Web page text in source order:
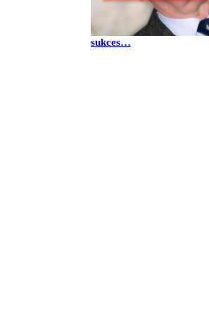
Andrzej Wajda: żeby
sukces…